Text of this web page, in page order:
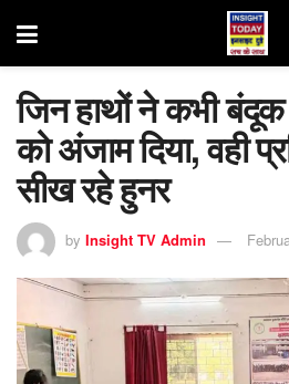
जिन हाथों ने कभी
को अंजाम दिया, वही
सीख रहे हुनर
by Insight TV Admin